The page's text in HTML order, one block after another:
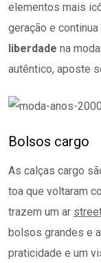
elementos mais
geração e
liberdade na
autêntico, aposte
Bolsos cargo
As calças cargo
toa que voltaram
trazem um ar
bolsos grandes e
praticidade e um